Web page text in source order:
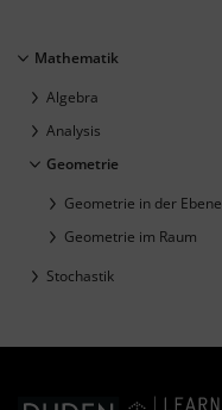
Mathematik
Algebra
Analysis
Geometrie
Geometrie in der Ebene
Geometrie im Raum
Stochastik